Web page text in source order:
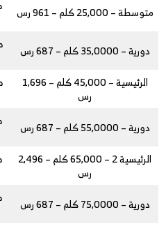
متوسطة – 25,000 كلم – 961 رس
دورية – 35,0000 كلم – 687 رس
الرئيسية – 45,000 كلم – 1,696
رس
دورية – 55,0000 كلم – 687 رس
الرئيسية 2 – 65,000 كلم – 2,496
رس
دورية – 75,0000 كلم – 687 رس